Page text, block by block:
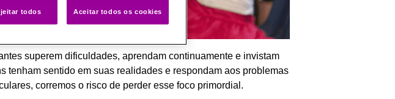
superem dificuldades, aprendam continuamente e invistam
tenham sentido em suas realidades e respondam aos problemas
corremos o risco de perder esse foco primordial.
todos Aceitar todos os cookies